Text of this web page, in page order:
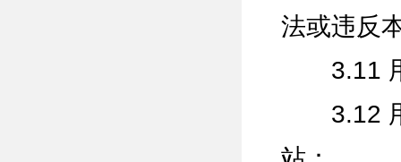
法或违反
3.11 用
3.12 用